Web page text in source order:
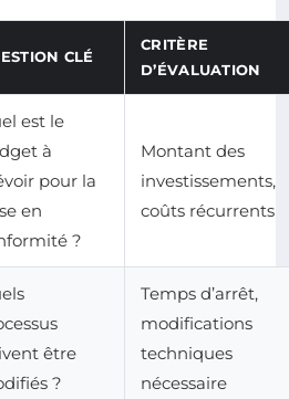
CLÉ
CRITÈRE
D’ÉVALUATION
est le
à
pour la
en
?
Montant des
investissements,
coûts récurrents
être
?
Temps d’arrêt,
modifications
techniques
nécessaire